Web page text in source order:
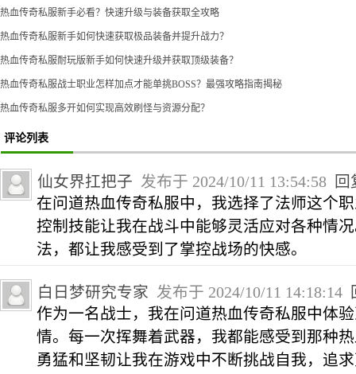
热血传奇私服新手必看？快速升级与装备获取全攻略
热血传奇私服新手如何快速获取极品装备并提升战力？
热血传奇私服耐玩版新手如何快速升级并获取顶级装备？
热血传奇私服战士职业怎样加点才能单挑BOSS？最强攻略指南揭秘
热血传奇私服多开如何实现高效刷怪与资源分配？
评论列表
仙女界扛把子 发布于 2024/10/11 13:54:58 回
在问道热血传奇私服中，我选择了法师这个
控制技能让我在战斗中能够灵活应对各种情
法，都让我感受到了掌控战场的快感。
白日梦研究专家 发布于 2024/10/11 14:18:14
作为一名战士，我在问道热血传奇私服中体
情。每一次挥舞着武器，我都能感受到那种
勇猛和坚韧让我在游戏中不断挑战自我，追